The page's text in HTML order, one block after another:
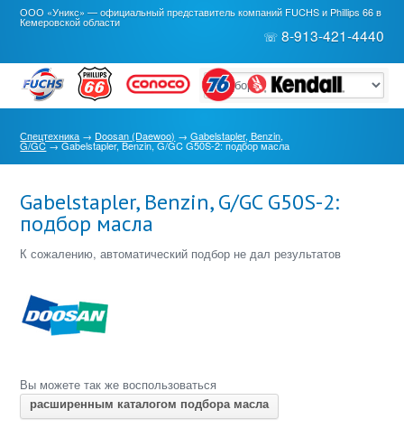
ООО «Уникс» — официальный представитель компаний FUCHS и Phillips 66 в
Кемеровской области
☏ 8-913-421-4440
Спецтехника → Doosan (Daewoo) →Gabelstapler, Benzin,
G/GC→Gabelstapler, Benzin, G/GC G50S-2: подбор масла
Gabelstapler, Benzin, G/GC G50S-2:
подбор масла
К сожалению, автоматический подбор не дал результатов
Вы можете так же воспользоваться
расширенным каталогом подбора масла